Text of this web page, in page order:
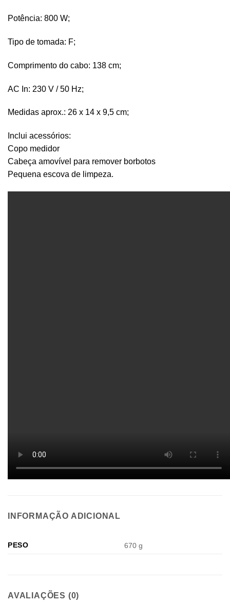
Potência: 800 W;
Tipo de tomada: F;
Comprimento do cabo: 138 cm;
AC In: 230 V / 50 Hz;
Medidas aprox.: 26 x 14 x 9,5 cm;
Inclui acessórios:
Copo medidor
Cabeça amovível para remover borbotos
Pequena escova de limpeza.
INFORMAÇÃO ADICIONAL
PESO 670 g
AVALIAÇÕES (0)